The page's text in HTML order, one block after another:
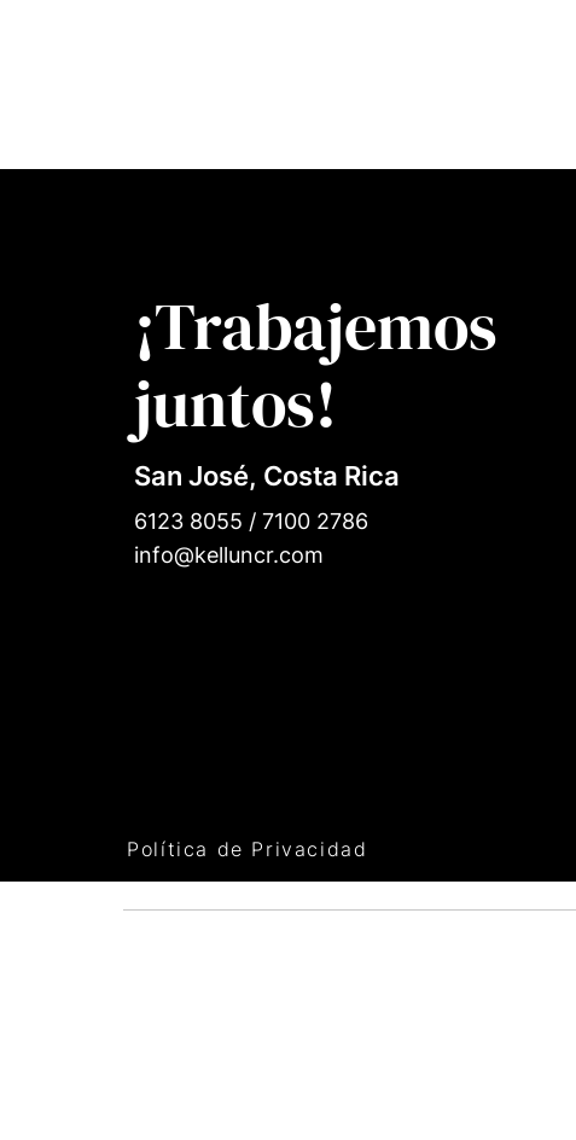
¡Trabajemos
juntos!
San José, Costa Rica
6123 8055 / 7100 2786
info@kelluncr.com
Política de Privacidad